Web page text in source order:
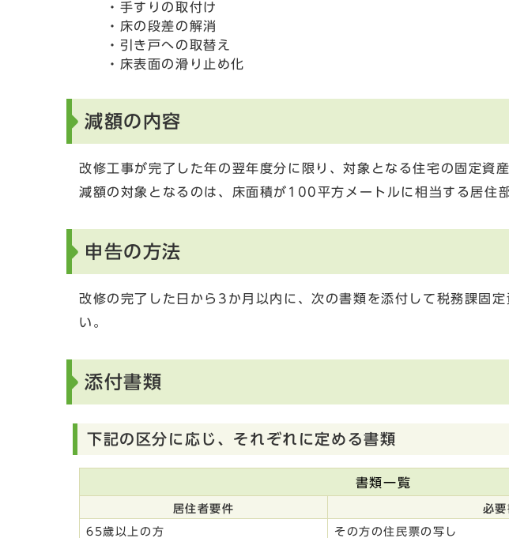
・手すりの取付け
・床の段差の解消
・引き戸への取替え
・床表面の滑り止め化
減額の内容
改修工事が完了した年の翌年度分に限り、対象となる住宅の固定資
減額の対象となるのは、床面積が100平方メートルに相当する居住
申告の方法
改修の完了した日から3か月以内に、次の書類を添付して税務課固
い。
添付書類
下記の区分に応じ、それぞれに定める書類
書類一覧
居住者要件 必
65歳以上の方 その方の住民票の写し